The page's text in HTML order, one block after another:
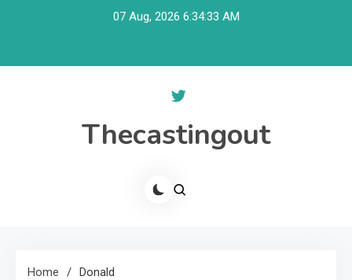
07 Aug, 2026 6:34:34 AM
Thecastingout
Home Donald